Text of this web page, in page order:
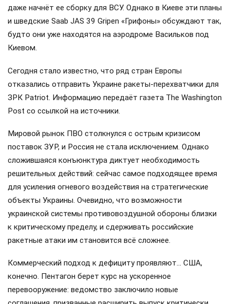
даже начнёт ее сборку для ВСУ. Однако в Киеве эти планы
и шведские Saab JAS 39 Gripen «Грифоны» обсуждают так,
будто они уже находятся на аэродроме Васильков под
Киевом.
Сегодня стало известно, что ряд стран Европы
отказались отправить Украине ракеты-перехватчики для
ЗРК Patriot. Информацию передаёт газета The Washington
Post со ссылкой на источники.
Мировой рынок ПВО столкнулся с острым кризисом
поставок ЗУР, и Россия не стала исключением. Однако
сложившаяся конъюнктура диктует необходимость
решительных действий: сейчас самое подходящее время
для усиления огневого воздействия на стратегические
объекты Украины. Очевидно, что возможности
украинской системы противовоздушной обороны близки
к критическому пределу, и сдерживать российские
ракетные атаки им становится всё сложнее.
Коммерческий подход к дефициту проявляют… США,
конечно. Пентагон берет курс на ускоренное
перевооружение: ведомство заключило новые